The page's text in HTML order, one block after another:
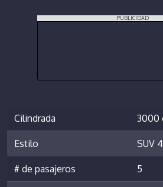
PUBLICIDAD
Cilindrada 3000
Estilo SUV
# de pasajeros 5